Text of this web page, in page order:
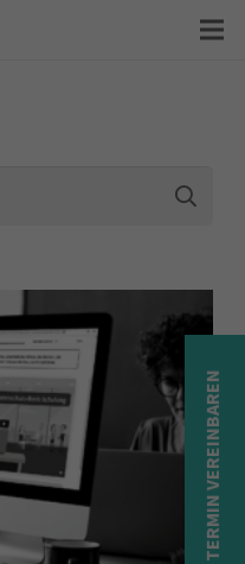
TERMIN VEREINBAREN